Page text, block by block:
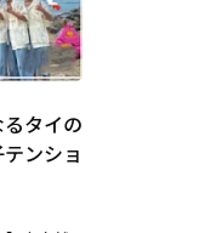
タイの
ンショ